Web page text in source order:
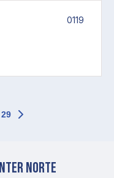
0119
29
norte